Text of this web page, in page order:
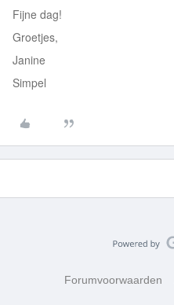
Fijne dag!
Groetjes,
Janine
Simpel
Forumvoorwaarden